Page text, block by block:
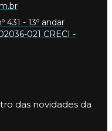
431 - 13º andar
021 CRECI -
das novidades da